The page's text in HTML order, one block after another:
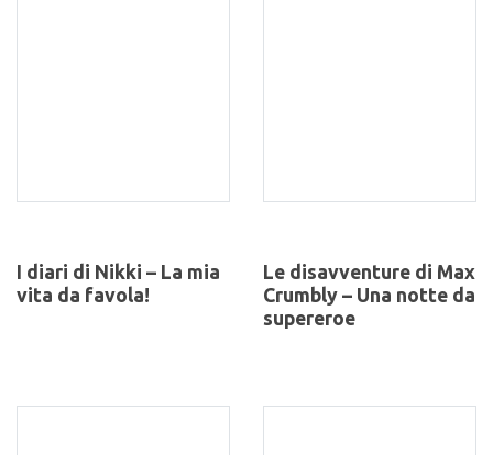
I diari di Nikki – La mia
vita da favola!
Le disavventure di Max
Crumbly – Una notte da
supereroe